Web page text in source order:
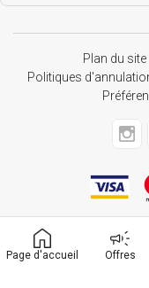
Plan du site
Politiques
Page d'accueil Offres